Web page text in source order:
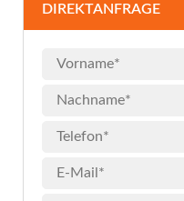
DIREKTANFRAGE